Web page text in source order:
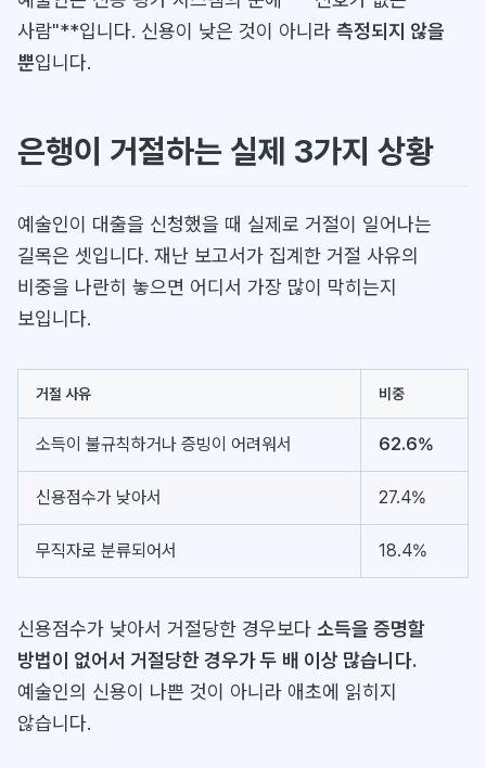
사람"**입니다. 신용이 낮은 것이 아니라 측정되지 않을
뿐입니다.
은행이 거절하는 실제 3가지 상황
예술인이 대출을 신청했을 때 실제로 거절이 일어나는
길목은 셋입니다. 재난 보고서가 집계한 거절 사유의
비중을 나란히 놓으면 어디서 가장 많이 막히는지
보입니다.
거절 사유 비중
소득이 불규칙하거나 증빙이 어려워서 62.6%
신용점수가 낮아서 27.4%
무직자로 분류되어서 18.4%
신용점수가 낮아서 거절당한 경우보다 소득을 증명할
방법이 없어서 거절당한 경우가 두 배 이상 많습니다.
예술인의 신용이 나쁜 것이 아니라 애초에 읽히지
않습니다.